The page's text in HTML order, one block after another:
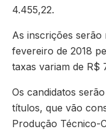
4.455,22.
As inscrições serão
fevereiro de 2018
taxas variam de R$
Os candidatos
títulos, que vão
Produção Técnico-